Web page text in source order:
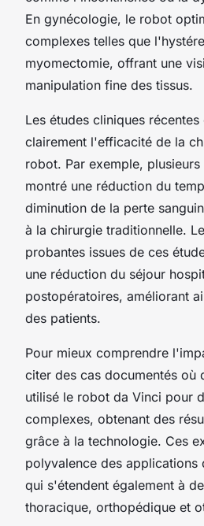
En gynécologie, le robot
complexes telles que
myomectomie, offrant une
manipulation fine des tissus.
Les études cliniques
clairement l'efficacité de la
robot. Par exemple,
montré une réduction du
diminution de la perte
à la chirurgie traditionnelle.
probantes issues de ces
une réduction du séjour
postopératoires, améliorant
des patients.
Pour mieux comprendre
citer des cas documentés où
utilisé le robot da Vinci pour
complexes, obtenant des
grâce à la technologie. Ces
polyvalence des applications
qui s'étendent également à
thoracique, orthopédique et